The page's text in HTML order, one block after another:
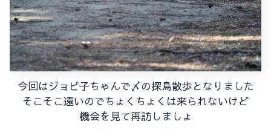
今回はジョビ子ちゃんで〆の探鳥散歩となりました
そこそこ遠いのでちょくちょくは来られないけど
機会を見て再訪しましょ